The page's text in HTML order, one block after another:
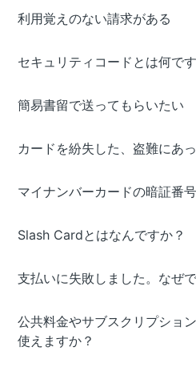
利用覚えのない請求がある
セキュリティコードとは何で
簡易書留で送ってもらいたい
カードを紛失した、盗難にあ
マイナンバーカードの暗証番
Slash Cardとはなんですか？
支払いに失敗しました。なぜ
公共料金やサブスクリプショ
使えますか？